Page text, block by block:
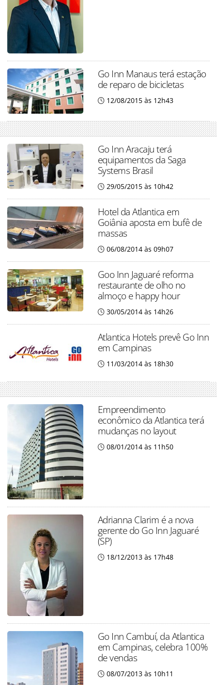
Go Inn Manaus terá estação
de reparo de bicicletas
12/08/2015 às 12h43
Go Inn Aracaju terá
equipamentos da Saga
Systems Brasil
29/05/2015 às 10h42
Hotel da Atlantica em
Goiânia aposta em bufê de
massas
06/08/2014 às 09h07
Goo Inn Jaguaré reforma
restaurante de olho no
almoço e happy hour
30/05/2014 às 14h26
Atlantica Hotels prevê Go Inn
em Campinas
11/03/2014 às 18h30
Empreendimento
econômico da Atlantica terá
mudanças no layout
08/01/2014 às 11h50
Adrianna Clarim é a nova
gerente do Go Inn Jaguaré
(SP)
18/12/2013 às 17h48
Go Inn Cambuí, da Atlantica
em Campinas, celebra 100%
de vendas
08/07/2013 às 10h11